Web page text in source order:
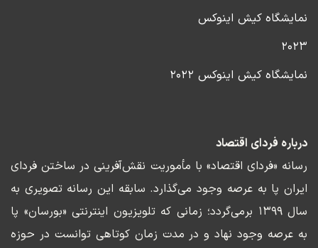
نمایشگاه کیش اینوکس
۲۰۲۳
نمایشگاه کیش اینوکس ۲۰۲۲
درباره فردای اقتصاد
رسانه «فردای اقتصاد» با مأموریت نقش‌آفرینی در ساختن فردای
ایران پا به عرصه وجود می‌گذارد. سابقه این رسانه تصویری به
سال ۱۳۹۹ برمی‌گردد؛ زمانی که تلویزیون اینترنتی «بورسان» پا
به عرصه وجود نهاد و در مدت زمان کوتاهی توانست در حوزه